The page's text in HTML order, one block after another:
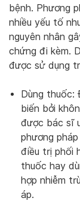
bệnh. Phương
nhiều yếu tố
nguyên nhân
chứng đi kèm.
được sử dụng
Dùng thuốc:
biến bởi
được bác sĩ
phương
điều trị phối
thuốc hay
hợp nhiễm
áp.